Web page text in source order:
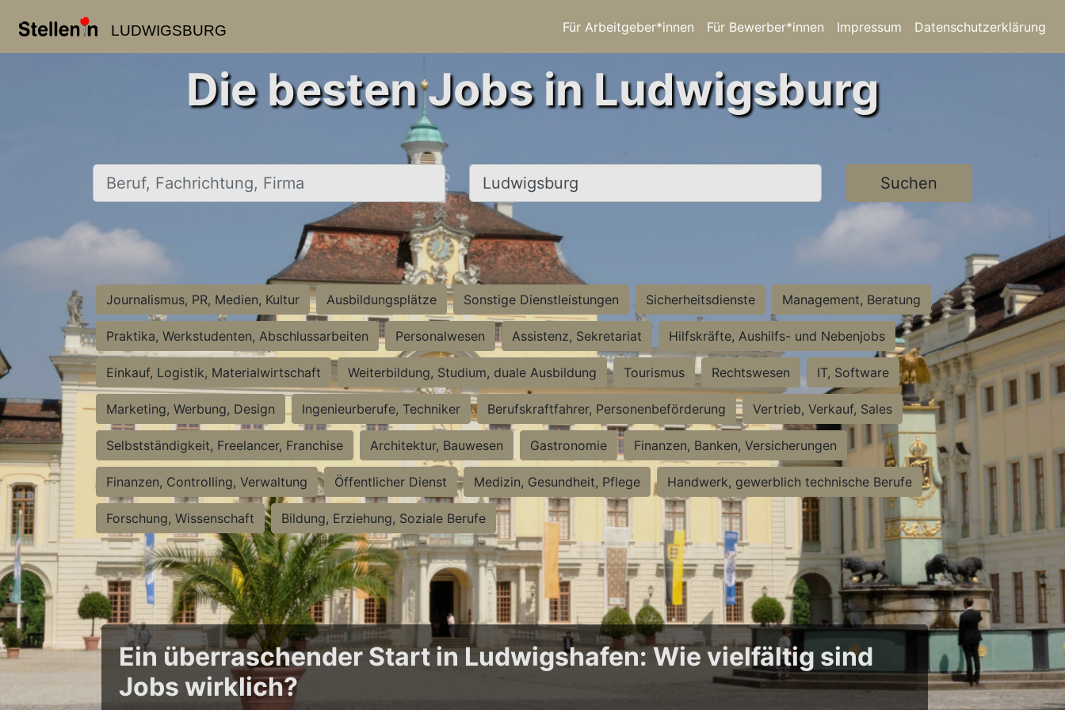
LUDWIGSBURG Für Arbeitgeber*innen Für Bewerber*innen Impressum Datenschutzerklärung
Die besten Jobs in Ludwigsburg
Beruf, Fachrichtung, Firma Ort, Stadt Suchen
Journalismus, PR, Medien, Kultur Ausbildungsplätze Sonstige Dienstleistungen Sicherheitsdienste Management, Beratung
Praktika, Werkstudenten, Abschlussarbeiten Personalwesen Assistenz, Sekretariat Hilfskräfte, Aushilfs- und Nebenjobs
Einkauf, Logistik, Materialwirtschaft Weiterbildung, Studium, duale Ausbildung Tourismus Rechtswesen IT, Software
Marketing, Werbung, Design Ingenieurberufe, Techniker Berufskraftfahrer, Personenbeförderung Vertrieb, Verkauf, Sales
Selbstständigkeit, Freelancer, Franchise Architektur, Bauwesen Gastronomie Finanzen, Banken, Versicherungen
Finanzen, Controlling, Verwaltung Öffentlicher Dienst Medizin, Gesundheit, Pflege Handwerk, gewerblich technische Berufe
Forschung, Wissenschaft Bildung, Erziehung, Soziale Berufe
Ein überraschender Start in Ludwigshafen: Wie vielfältig sind
Jobs wirklich?